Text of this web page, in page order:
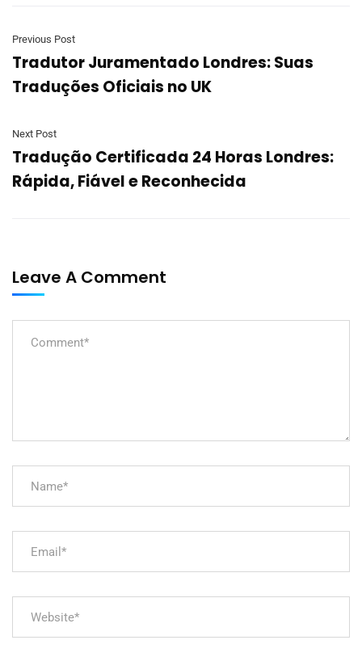
Previous Post
Tradutor Juramentado Londres: Suas
Traduções Oficiais no UK
Next Post
Tradução Certificada 24 Horas Londres:
Rápida, Fiável e Reconhecida
Leave A Comment